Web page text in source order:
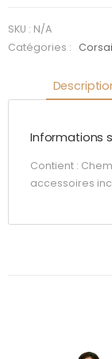
SKU : N/A
Catégories :
Informations
Contient :
accessoires